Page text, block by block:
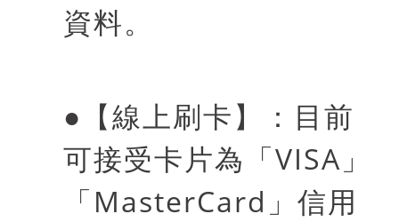
資料。
● 【線上刷卡】：目前
可接受卡片為「VISA 」
「MasterCard 」信用